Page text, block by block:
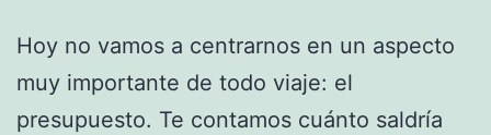
Hoy no vamos a centrarnos en un aspecto
muy importante de todo viaje: el
presupuesto. Te contamos cuánto saldría